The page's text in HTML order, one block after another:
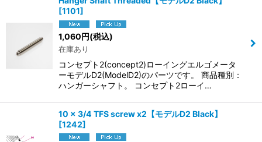
[1101]
1,060円(税込)
在庫あり
コンセプト2(concept2)ローイングエルゴメータ
ーモデルD2(ModelD2)のパーツです。 商品種別：
ハンガーシャフト。 コンセプト2ローイ…
10 x 3/4 TFS screw x2【モデルD2 Black】
[1242]